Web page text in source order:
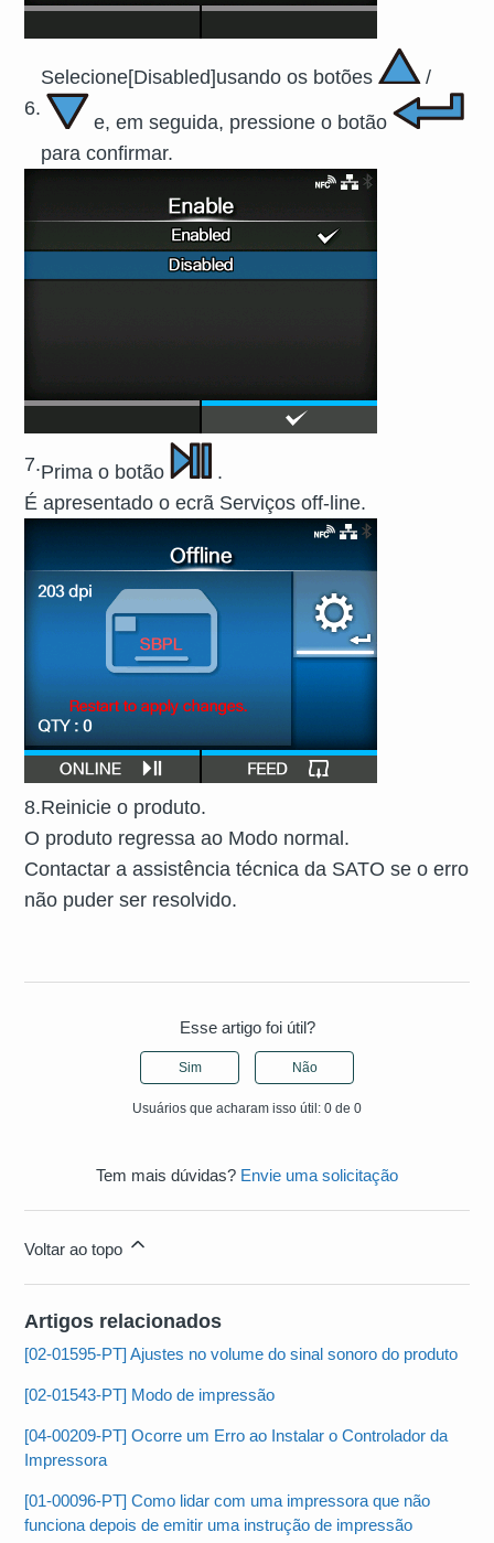
6.
Selecione[Disabled]usando os botões /
e, em seguida, pressione o botão
para confirmar.
7.Prima o botão
.
É apresentado o ecrã Serviços off-line.
8.Reinicie o produto.
O produto regressa ao Modo normal.
Contactar a assistência técnica da SATO se o erro
não puder ser resolvido.
Esse artigo foi útil?
Sim Não
Usuários que acharam isso útil: 0 de 0
Tem mais dúvidas? Envie uma solicitação
Voltar ao topo
Artigos relacionados
[02-01595-PT] Ajustes no volume do sinal sonoro do produto
[02-01543-PT] Modo de impressão
[04-00209-PT] Ocorre um Erro ao Instalar o Controlador da
Impressora
[01-00096-PT] Como lidar com uma impressora que não
funciona depois de emitir uma instrução de impressão